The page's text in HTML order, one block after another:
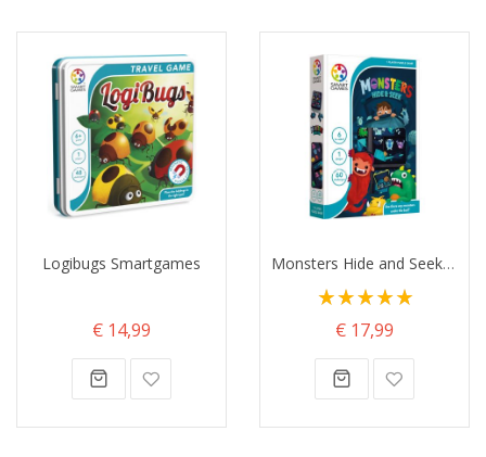
Logibugs Smartgames
€ 14,99
Monsters Hide and Seek SmartGames
Waardering:
100%€ 17,99